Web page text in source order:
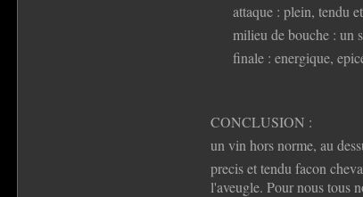
attaque : plein, tendu
milieu de bouche : un
finale : energique,
CONCLUSION :
un vin hors norme, au
precis et tendu facon
l'aveugle. Pour nous tous